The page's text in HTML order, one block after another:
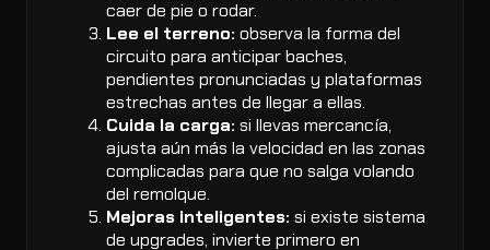
caer de pie o rodar.
Lee el terreno: observa la forma del
circuito para anticipar baches,
pendientes pronunciadas y plataformas
estrechas antes de llegar a ellas.
Cuida la carga: si llevas mercancía,
ajusta aún más la velocidad en las zonas
complicadas para que no salga volando
del remolque.
Mejoras inteligentes: si existe sistema
de upgrades, invierte primero en